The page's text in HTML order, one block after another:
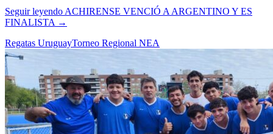
Seguir leyendo ACHIRENSE VENCIÓ A ARGENTINO Y ES
FINALISTA →
Regatas UruguayTorneo Regional NEA